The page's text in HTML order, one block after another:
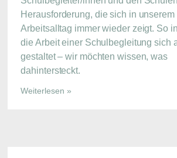
Herausforderung, die sich in unserem
Arbeitsalltag immer wieder zeigt. So
die Arbeit einer Schulbegleitung sich
gestaltet – wir möchten wissen, was
dahintersteckt.
Weiterlesen »